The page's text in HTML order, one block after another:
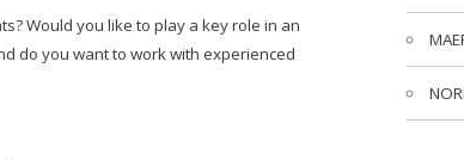
Would you like to play a key role in an
do you want to work with experienced